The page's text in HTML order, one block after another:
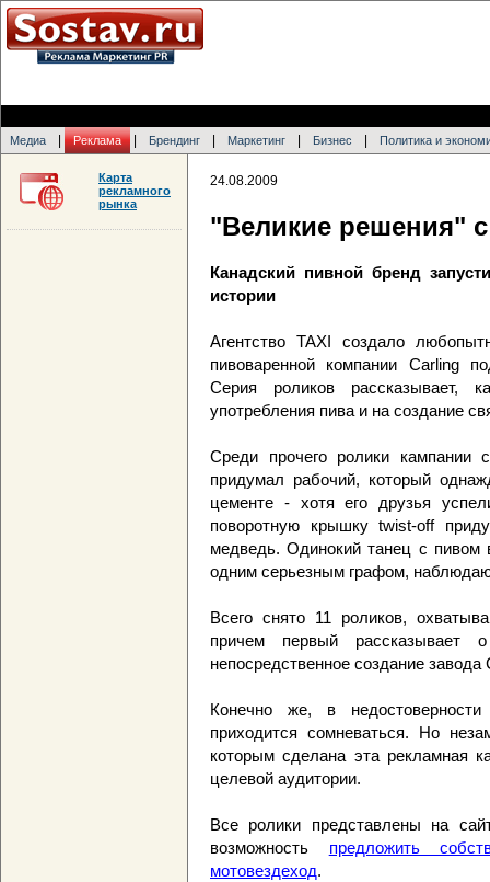
Медиа Реклама Брендинг Маркетинг Бизнес Политика и
24.08.2009
"Великие решения"
Канадский пивной бренд
истории
Агентство TAXI создало
пивоваренной компании Carling
Серия роликов рассказывает,
употребления пива и на создание
Среди прочего ролики кампании
придумал рабочий, который
цементе - хотя его друзья
поворотную крышку twist-off
медведь. Одинокий танец с пивом
одним серьезным графом,
Всего снято 11 роликов,
причем первый
непосредственное создание завода
Конечно же, в
приходится сомневаться. Но
которым сделана эта рекламная
целевой аудитории.
Все ролики представлены на
возможность предложить
мотовездеход.
Карта
рекламного
рынка